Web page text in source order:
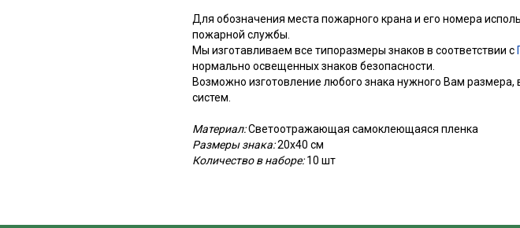
Для обозначения места пожарного крана и его номера
пожарной службы.
Мы изготавливаем все типоразмеры знаков в соответствии с
нормально освещенных знаков безопасности.
Возможно изготовление любого знака нужного Вам
систем.
Материал:Светоотражающая самоклеющаяся плeнка
Размеры знака:20x40 см
Количество в наборе:10 шт